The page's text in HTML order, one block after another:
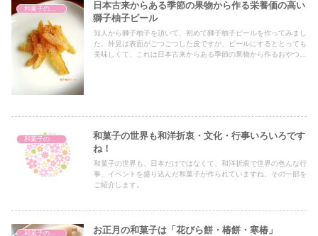
日本古来からある季節の果物から作る栄養価の高い
獅子柚子ピール
知人から獅子柚子を頂いて、初めて獅子柚子ピールを作ってみまし
た。外見は表面がごつごつした皮ですが、ピールにするととっても
美味しくて、これは日本古来からある季節の果物から作るおやつで
和菓子の世界も和洋折衷・文化・行事いろいろです
ね！
和菓子の世界も、日本だけではなくて、和洋折衷で世界の色んな行
事、イベントを盛り込んだ和菓子が作られていますね、その一部を
ご紹介します。
お正月の和菓子は「花びら餅・椿餅・寒椿」